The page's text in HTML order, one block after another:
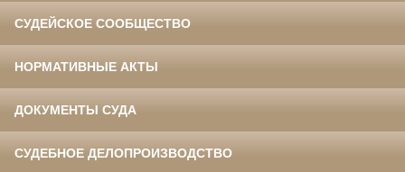
СУДЕЙСКОЕ СООБЩЕСТВО
НОРМАТИВНЫЕ АКТЫ
ДОКУМЕНТЫ СУДА
СУДЕБНОЕ ДЕЛОПРОИЗВОДСТВО